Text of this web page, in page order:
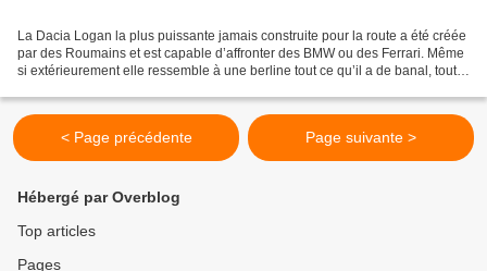
La Dacia Logan la plus puissante jamais construite pour la route a été créée
par des Roumains et est capable d’affronter des BMW ou des Ferrari. Même
si extérieurement elle ressemble à une berline tout ce qu’il a de banal, toute
< Page précédente Page suivante >
Hébergé par Overblog
Top articles
Pages